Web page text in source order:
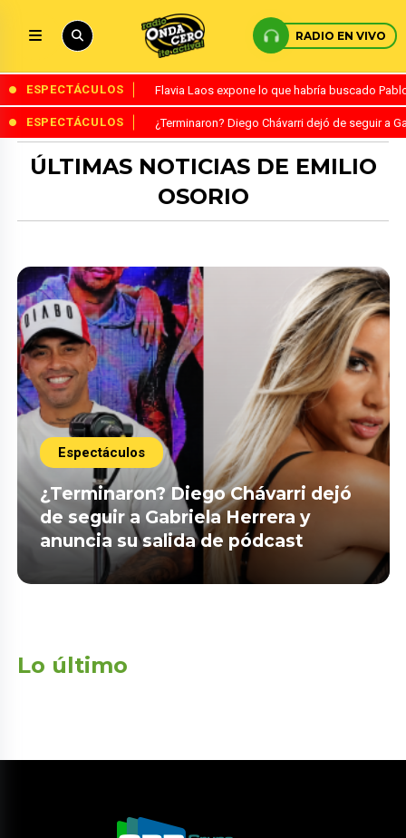
RADIO EN VIVO
ESPECTÁCULOS Flavia Laos expone lo que habría buscado
ESPECTÁCULOS ¿Terminaron? Diego Chávarri dejó de seguir a
ÚLTIMAS NOTICIAS DE EMILIO
OSORIO
Espectáculos
¿Terminaron? Diego Chávarri dejó
de seguir a Gabriela Herrera y
anuncia su salida de pódcast
Lo último